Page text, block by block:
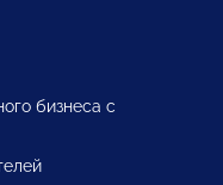
бизнеса с